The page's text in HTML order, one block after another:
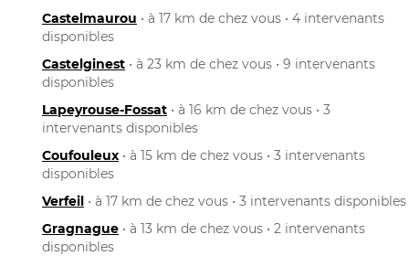
Castelmaurou • à 17 km de chez vous • 4 intervenants
disponibles
Castelginest • à 23 km de chez vous • 9 intervenants
disponibles
Lapeyrouse-Fossat • à 16 km de chez vous • 3
intervenants disponibles
Coufouleux • à 15 km de chez vous • 3 intervenants
disponibles
Verfeil • à 17 km de chez vous • 3 intervenants disponibles
Gragnague • à 13 km de chez vous • 2 intervenants
disponibles